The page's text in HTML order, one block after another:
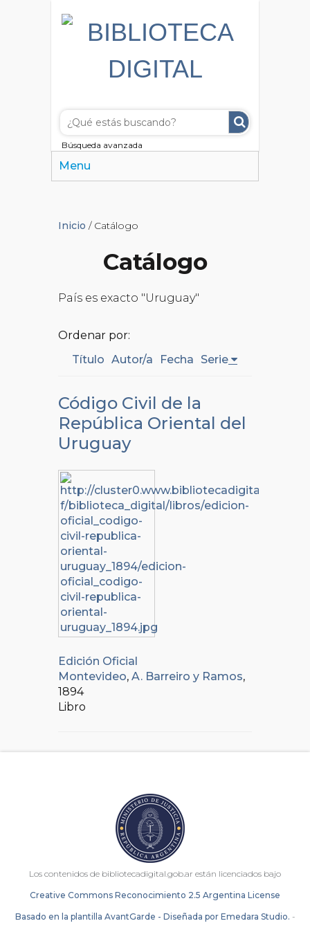
Búsqueda avanzada
Menu
Inicio / Catálogo
Catálogo
País es exacto "Uruguay"
Ordenar por:
Título Autor/a Fecha Serie
Código Civil de la
República Oriental del
Uruguay
Edición Oficial
Montevideo, A. Barreiro y Ramos,
1894
Libro
Los contenidos de bibliotecadigital.gob.ar están licenciados bajo
Creative Commons Reconocimiento 2.5 Argentina License
Basado en la plantilla AvantGarde - Diseñada por Emedara Studio. -